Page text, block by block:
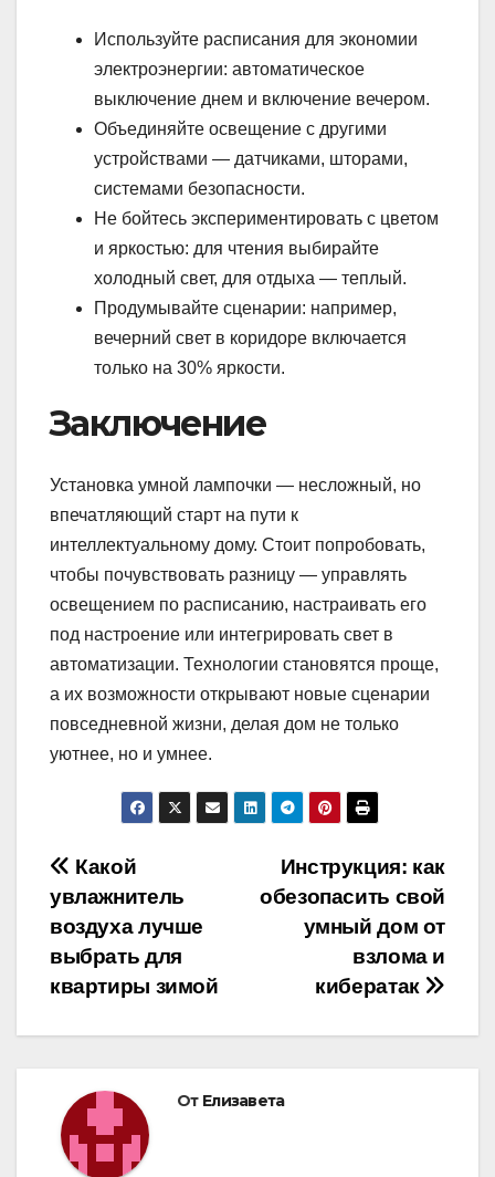
Используйте расписания для экономии
электроэнергии: автоматическое
выключение днем и включение вечером.
Объединяйте освещение с другими
устройствами — датчиками, шторами,
системами безопасности.
Не бойтесь экспериментировать с цветом
и яркостью: для чтения выбирайте
холодный свет, для отдыха — теплый.
Продумывайте сценарии: например,
вечерний свет в коридоре включается
только на 30% яркости.
Заключение
Установка умной лампочки — несложный, но
впечатляющий старт на пути к
интеллектуальному дому. Стоит попробовать,
чтобы почувствовать разницу — управлять
освещением по расписанию, настраивать его
под настроение или интегрировать свет в
автоматизации. Технологии становятся проще,
а их возможности открывают новые сценарии
повседневной жизни, делая дом не только
уютнее, но и умнее.
Навигация
по
записям
Инструкция: как
обезопасить свой
умный дом от
взлома и
кибератак
Какой
увлажнитель
воздуха лучше
выбрать для
квартиры зимой
От Елизавета